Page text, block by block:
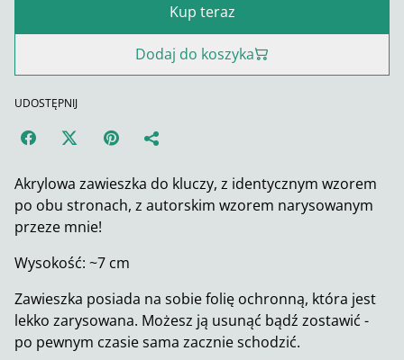
Kup teraz
Dodaj do koszyka
UDOSTĘPNIJ
Akrylowa zawieszka do kluczy, z identycznym wzorem
po obu stronach, z autorskim wzorem narysowanym
przeze mnie!
Wysokość: ~7 cm
Zawieszka posiada na sobie folię ochronną, która jest
lekko zarysowana. Możesz ją usunąć bądź zostawić -
po pewnym czasie sama zacznie schodzić.